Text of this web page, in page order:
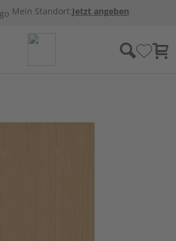
Mein Standort:Jetzt angeben